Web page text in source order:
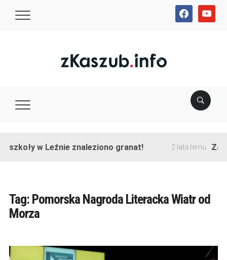
facebookyoutube
szkoły w Leźnie znaleziono granat! 2 lata temu
Tag: Pomorska Nagroda Literacka Wiatr od
Morza